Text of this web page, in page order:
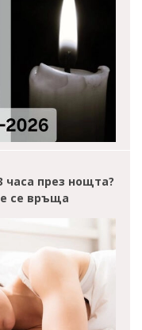
часа през нощта?
се връща